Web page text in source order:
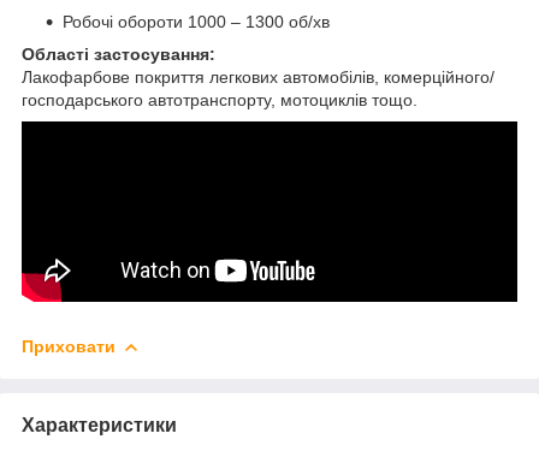
Робочі обороти 1000 – 1300 об/хв
Області застосування:
Лакофарбове покриття легкових автомобілів, комерційного/
господарського автотранспорту, мотоциклів тощо.
Приховати
Характеристики